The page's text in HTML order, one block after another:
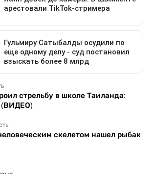
стрельбу в школе Таиланда:
(ВИДЕО)
скелетом нашел рыбак